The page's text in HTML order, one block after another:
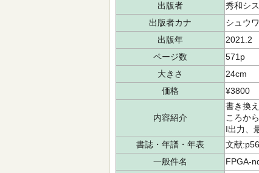
出版者
秀和シ
出版者カナ
シュウ
出版年
2021.2
ページ数
571p
大きさ
24cm
価格
¥3800
内容紹介
書き換
ころか
I出力、
書誌・年譜・年表
文献
一般件名
FPGA-